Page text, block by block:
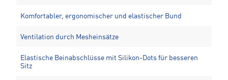
Komfortabler, ergonomischer und elastischer Bund
Ventilation durch Mesheinsätze
Elastische Beinabschlüsse mit Silikon-Dots für besseren
Sitz